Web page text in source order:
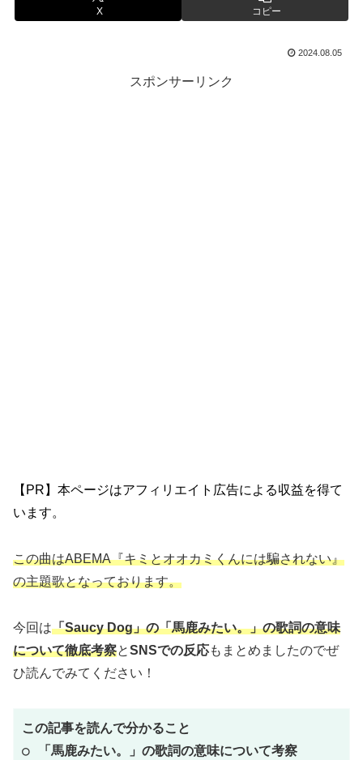
X コピー
2024.08.05
スポンサーリンク
【PR】本ページはアフィリエイト広告による収益を得て
います。
この曲はABEMA『キミとオオカミくんには騙されない』
の主題歌となっております。
今回は「Saucy Dog」の「馬鹿みたい。」の歌詞の意味
について徹底考察とSNSでの反応もまとめましたのでぜ
ひ読んでみてください！
この記事を読んで分かること
○
「馬鹿みたい。」の歌詞の意味について考察